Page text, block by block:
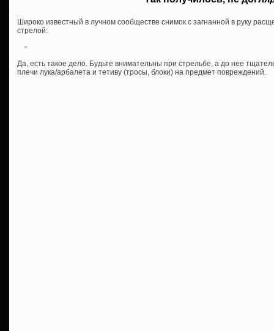
Широко известный в лучном сообществе снимок с загнанной в руку
стрелой:
Да, есть такое дело. Будьте внимательны при стрельбе, а до нее
плечи лука/арбалета и тетиву (тросы, блоки) на предмет повреждений.